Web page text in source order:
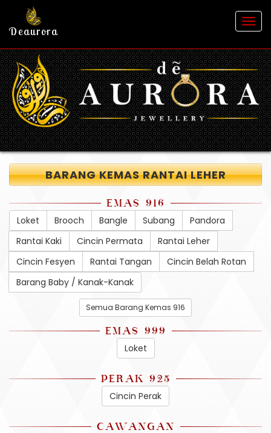
Deaurora
BARANG KEMAS RANTAI LEHER
EMAS 916
Loket Brooch Bangle Subang
Pandora
Rantai Kaki
Cincin Permata
Rantai Leher
Cincin Fesyen
Rantai Tangan
Cincin Belah Rotan
Barang Baby / Kanak-Kanak
Semua Barang Kemas 916
EMAS 999
Loket
PERAK 925
Cincin Perak
CAWANGAN